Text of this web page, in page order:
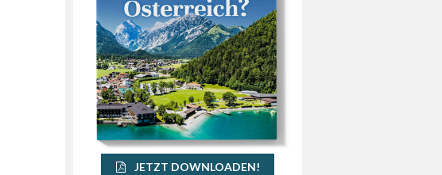
JETZT DOWNLOADEN!